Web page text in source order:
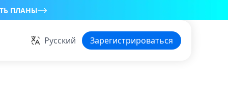
ПЛАНЫ
Русский Зарегистрироваться